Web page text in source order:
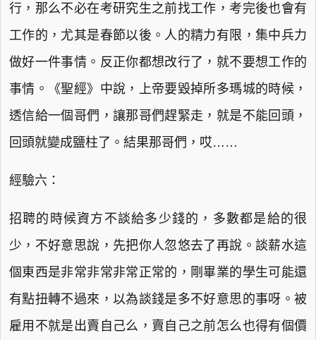
行，那么不必在考研究生之前找工作，考完後也會有
工作的，尤其是春節以後。人的精力有限，集中兵力
做好一件事情。反正你都想改行了，就不要想工作的
事情。《聖經》中說，上帝要毀掉所多瑪城的時候，
透信給一個哥們，讓那哥們趕緊走，就是不能回頭，
回頭就變成鹽柱了。結果那哥們，哎……
經驗六：
招聘的時候資方不談給多少錢的，多數都是給的很
少，不好意思說，先把你人忽悠去了再說。談薪水這
個東西是非常非常非常正常的，剛畢業的學生可能還
有點扭轉不過來，以為談錢是多不好意思的事呀。被
雇用不就是出賣自己么，賣自己之前怎么也得有個價